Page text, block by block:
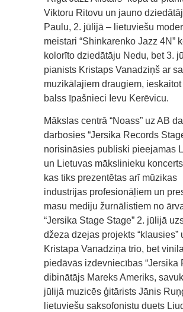
Viktoru Ritovu un jauno
Paulu, 2. jūlijā – lietuviešu
meistari “Shinkarenko Jazz 4N”
kolorīto dziedātāju Nedu, bet 3.
pianists Kristaps Vanadziņš ar
muzikālajiem draugiem,
balss īpašnieci Ievu Kerēvicu.
Mākslas centrā “Noass” uz AB
darbosies “Jersika Records
norisināsies publiski pieejamas
un Lietuvas mākslinieku
kas tiks prezentētas arī mūzikas
industrijas profesionāļiem un
masu mediju žurnālistiem no
“Jersika Stage Stage” 2. jūlijā
džeza dzejas projekts “klausies”
Kristapa Vanadziņa trio, bet
piedāvās izdevniecības “Jersika
dibinātājs Mareks Ameriks,
jūlijā muzicēs ģitārists Jānis
lietuviešu saksofonistu duets